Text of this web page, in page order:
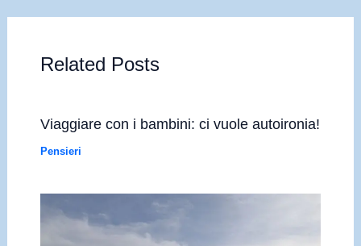
Related Posts
Viaggiare con i bambini: ci vuole autoironia!
Pensieri